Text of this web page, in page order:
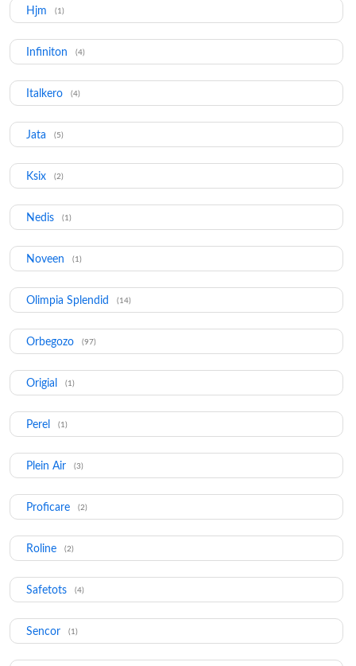
Hjm (1)
Infiniton (4)
Italkero (4)
Jata (5)
Ksix (2)
Nedis (1)
Noveen (1)
Olimpia Splendid (14)
Orbegozo (97)
Origial (1)
Perel (1)
Plein Air (3)
Proficare (2)
Roline (2)
Safetots (4)
Sencor (1)